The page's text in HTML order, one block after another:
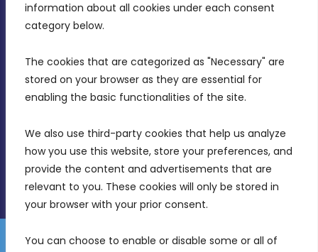
information about all cookies under each consent
category below.
The cookies that are categorized as "Necessary" are
stored on your browser as they are essential for
enabling the basic functionalities of the site.
We also use third-party cookies that help us analyze
how you use this website, store your preferences, and
provide the content and advertisements that are
relevant to you. These cookies will only be stored in
your browser with your prior consent.
You can choose to enable or disable some or all of
MDIA, Twenty20 Business Centre, Triq l-
Birkirkara, CBD 3050
(356) 21 828 800
Office Hours: 7AM - 4PM
Gender Equality Plan Data Protection Policy